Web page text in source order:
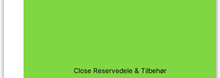
Close Reservedele & Tilbehør